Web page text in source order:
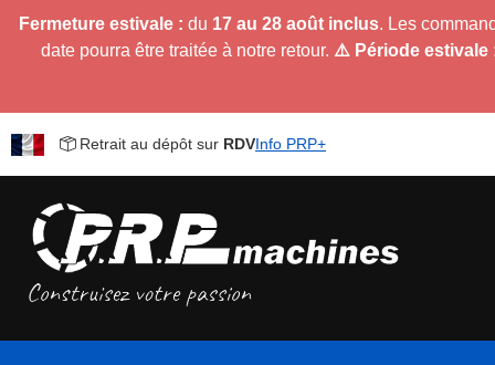
Fermeture estivale : du 17 au 28 août inclus. Les
date pourra être traitée à notre retour. ⚠️ Période estivale
Retrait au dépôt sur RDVInfo PRP+